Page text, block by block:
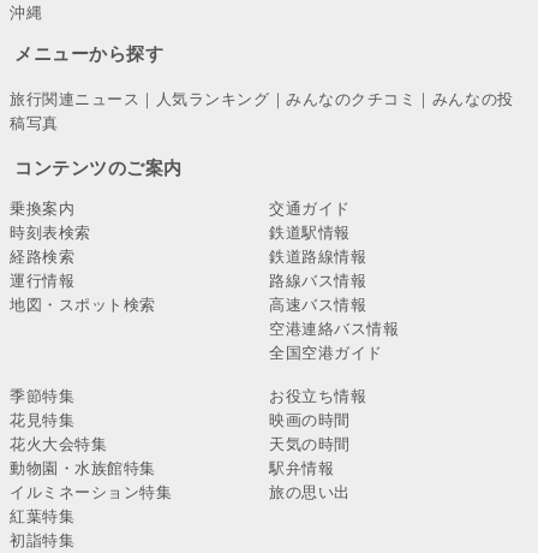
沖縄
メニューから探す
旅行関連ニュース ｜ 人気ランキング ｜みんなのクチコミ ｜ みんなの投
稿写真
コンテンツのご案内
乗換案内
時刻表検索
経路検索
運行情報
地図・スポット検索
交通ガイド
鉄道駅情報
鉄道路線情報
路線バス情報
高速バス情報
空港連絡バス情報
全国空港ガイド
季節特集
花見特集
花火大会特集
動物園・水族館特集
イルミネーション特集
紅葉特集
初詣特集
お役立ち情報
映画の時間
天気の時間
駅弁情報
旅の思い出